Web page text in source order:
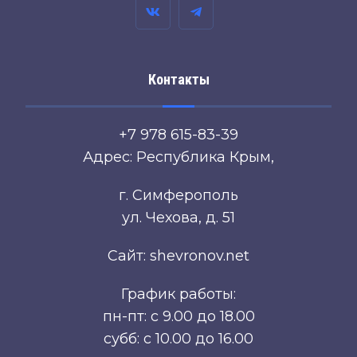
Контакты
+7 978 615-83-39
Адрес: Республика Крым,
г. Симферополь
ул. Чехова, д. 51
Сайт: shevronov.net
График работы:
пн-пт: с 9.00 до 18.00
субб: с 10.00 до 16.00